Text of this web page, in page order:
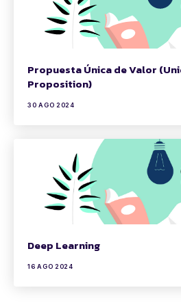
Propuesta Única de Valor
Proposition)
30 AGO 2024
Deep Learning
16 AGO 2024